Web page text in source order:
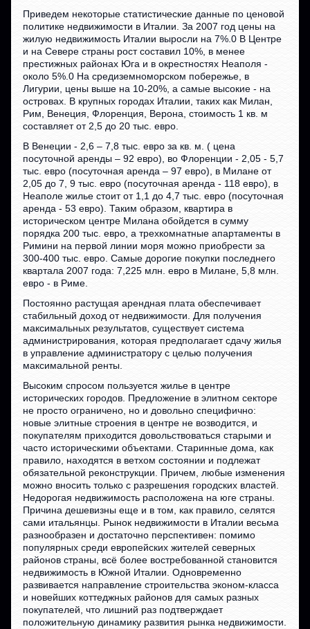
Приведем некоторые статистические данные по ценовой
политике недвижимости в Италии. За 2007 год цены на
жилую недвижимость Италии выросли на 7%.0 В Центре
и на Севере страны рост составил 10%, в менее
престижных районах Юга и в окрестностях Неаполя -
около 5%.0 На средиземноморском побережье, в
Лигурии, цены выше на 10-20%, а самые высокие - на
островах. В крупных городах Италии, таких как Милан,
Рим, Венеция, Флоренция, Верона, стоимость 1 кв. м
составляет от 2,5 до 20 тыс. евро.
В Венеции - 2,6 – 7,8 тыс. евро за кв. м. ( цена
посуточной аренды – 92 евро), во Флоренции - 2,05 - 5,7
тыс. евро (посуточная аренда – 97 евро), в Милане от
2,05 до 7, 9 тыс. евро (посуточная аренда - 118 евро), в
Неаполе жилье стоит от 1,1 до 4,7 тыс. евро (посуточная
аренда - 53 евро). Таким образом, квартира в
историческом центре Милана обойдется в сумму
порядка 200 тыс. евро, а трехкомнатные апартаменты в
Римини на первой линии моря можно приобрести за
300-400 тыс. евро. Самые дорогие покупки последнего
квартала 2007 года: 7,225 млн. евро в Милане, 5,8 млн.
евро - в Риме.
Постоянно растущая арендная плата обеспечивает
стабильный доход от недвижимости. Для получения
максимальных результатов, существует система
администрирования, которая предполагает сдачу жилья
в управление администратору с целью получения
максимальной ренты.
Высоким спросом пользуется жилье в центре
исторических городов. Предложение в элитном секторе
не просто ограничено, но и довольно специфично:
новые элитные строения в центре не возводится, и
покупателям приходится довольствоваться старыми и
часто историческими объектами. Старинные дома, как
правило, находятся в ветхом состоянии и подлежат
обязательной реконструкции. Причем, любые изменения
можно вносить только с разрешения городских властей.
Недорогая недвижимость расположена на юге страны.
Причина дешевизны еще и в том, как правило, селятся
сами итальянцы. Рынок недвижимости в Италии весьма
разнообразен и достаточно перспективен: помимо
популярных среди европейских жителей северных
районов страны, всё более востребованной становится
недвижимость в Южной Италии. Одновременно
развивается направление строительства эконом-класса
и новейших коттеджных районов для самых разных
покупателей, что лишний раз подтверждает
положительную динамику развития рынка недвижимости.